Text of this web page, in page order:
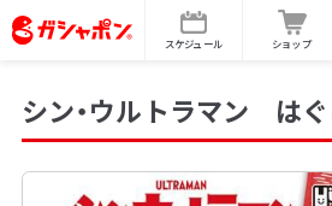
スケジュール ショップ
シン・ウルトラマン は